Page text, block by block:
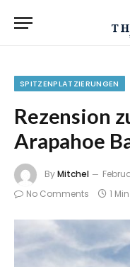
SPITZENPLATZIERUNGEN
Rezension
Arapahoe
ByMitchel
No Comments
1